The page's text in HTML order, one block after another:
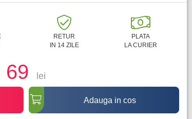
RETUR
IN 14 ZILE
PLATA
LA CURIER
69 lei
Adauga in cos